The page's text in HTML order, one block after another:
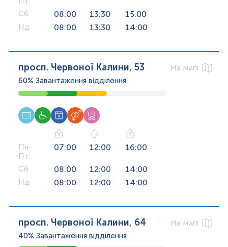
Сб
08:00 13:30 15:00
Нд 08:00 13:30 14:00
просп. Червоної Калини, 53
На мапі
60% Завантаження відділення
Пн-
Пт
07:00 12:00 16:00
Сб 08:00 12:00 14:00
Нд 08:00 12:00 14:00
просп. Червоної Калини, 64
На мапі
40% Завантаження відділення